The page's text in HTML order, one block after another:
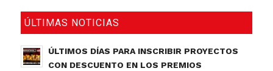
ÚLTIMAS NOTICIAS
ÚLTIMOS DÍAS PARA INSCRIBIR PROYECTOS
CON DESCUENTO EN LOS PREMIOS